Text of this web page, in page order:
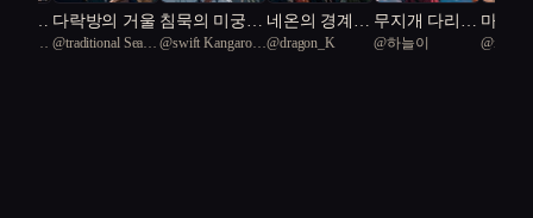
서만
Seagull
다락방의 거울
@traditional Seal
침묵의 미궁
속으로
@swift Kangaroo
네온의 경계에
서
@dragon_K
무지개 다리의
수호자
@하늘이
마음
깨진
@